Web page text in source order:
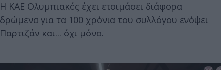
Η ΚΑΕ Ολυμπιακός έχει ετοιμάσει διάφορα
δρώμενα για τα 100 χρόνια του συλλόγου ενόψει
Παρτιζάν και... όχι μόνο.